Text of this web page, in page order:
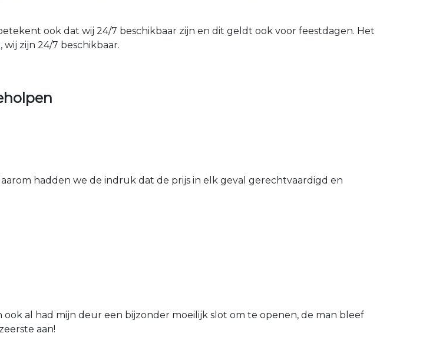
ook dat wij 24/7 beschikbaar zijn en dit geldt ook voor feestdagen. Het
zijn 24/7 beschikbaar.
hadden we de indruk dat de prijs in elk geval gerechtvaardigd en
al had mijn deur een bijzonder moeilijk slot om te openen, de man bleef
aan!